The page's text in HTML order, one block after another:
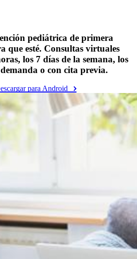
pediátrica de primera
que esté. Consultas virtuales
los 7 días de la semana, los
o con cita previa.
para Android